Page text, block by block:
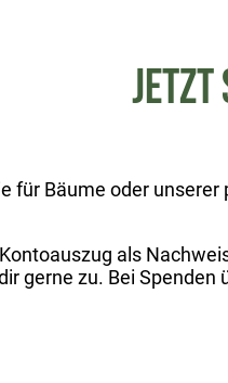
JETZT
für Bäume oder
als
gerne zu. Bei